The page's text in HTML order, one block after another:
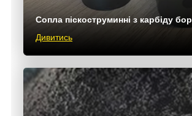
Сопла піскоструминні з карбіду бор
Дивитись